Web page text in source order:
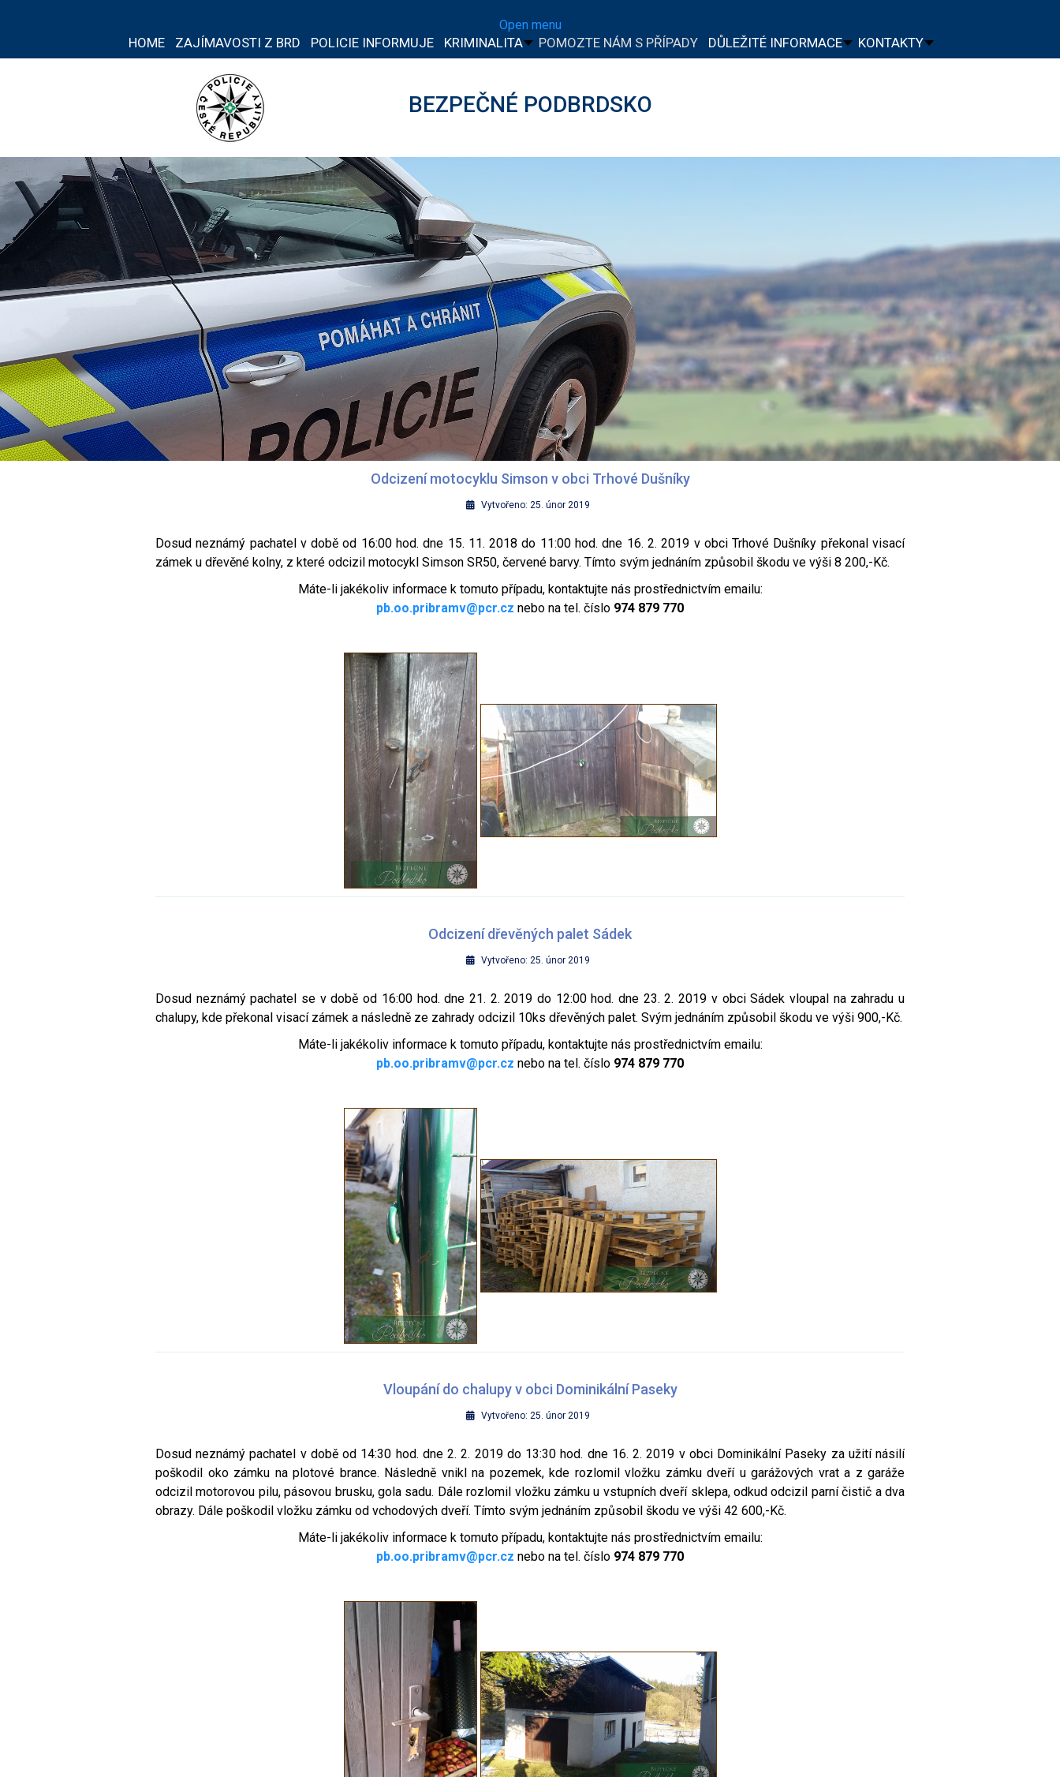
Open menu
HOME ZAJÍMAVOSTI Z BRD POLICIE INFORMUJE KRIMINALITA POMOZTE NÁM S PŘÍPADY DŮLEŽITÉ INFORMACE KONTAKTY
BEZPEČNÉ PODBRDSKO
Odcizení motocyklu Simson v obci Trhové Dušníky
Vytvořeno: 25. únor 2019
Dosud neznámý pachatel v době od 16:00 hod. dne 15. 11. 2018 do 11:00 hod. dne 16. 2. 2019 v obci Trhové Dušníky překonal visací
zámek u dřevěné kolny, z které odcizil motocykl Simson SR50, červené barvy. Tímto svým jednáním způsobil škodu ve výši 8 200,-Kč.
Máte-li jakékoliv informace k tomuto případu, kontaktujte nás prostřednictvím emailu:
pb.oo.pribramv@pcr.cz nebo na tel. číslo 974 879 770
Odcizení dřevěných palet Sádek
Vytvořeno: 25. únor 2019
Dosud neznámý pachatel se v době od 16:00 hod. dne 21. 2. 2019 do 12:00 hod. dne 23. 2. 2019 v obci Sádek vloupal na zahradu u
chalupy, kde překonal visací zámek a následně ze zahrady odcizil 10ks dřevěných palet. Svým jednáním způsobil škodu ve výši 900,-Kč.
Máte-li jakékoliv informace k tomuto případu, kontaktujte nás prostřednictvím emailu:
pb.oo.pribramv@pcr.cz nebo na tel. číslo 974 879 770
Vloupání do chalupy v obci Dominikální Paseky
Vytvořeno: 25. únor 2019
Dosud neznámý pachatel v době od 14:30 hod. dne 2. 2. 2019 do 13:30 hod. dne 16. 2. 2019 v obci Dominikální Paseky za užití násilí
poškodil oko zámku na plotové brance. Následně vnikl na pozemek, kde rozlomil vložku zámku dveří u garážových vrat a z garáže
odcizil motorovou pilu, pásovou brusku, gola sadu. Dále rozlomil vložku zámku u vstupních dveří sklepa, odkud odcizil parní čistič a dva
obrazy. Dále poškodil vložku zámku od vchodových dveří. Tímto svým jednáním způsobil škodu ve výši 42 600,-Kč.
Máte-li jakékoliv informace k tomuto případu, kontaktujte nás prostřednictvím emailu:
pb.oo.pribramv@pcr.cz nebo na tel. číslo 974 879 770